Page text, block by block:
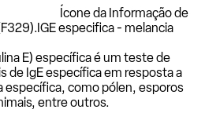
Ícone da Informação de
IGE especifica - melancia
E) específica é um teste de
de IgE específica em resposta a
específica, como pólen, esporos
entre outros.